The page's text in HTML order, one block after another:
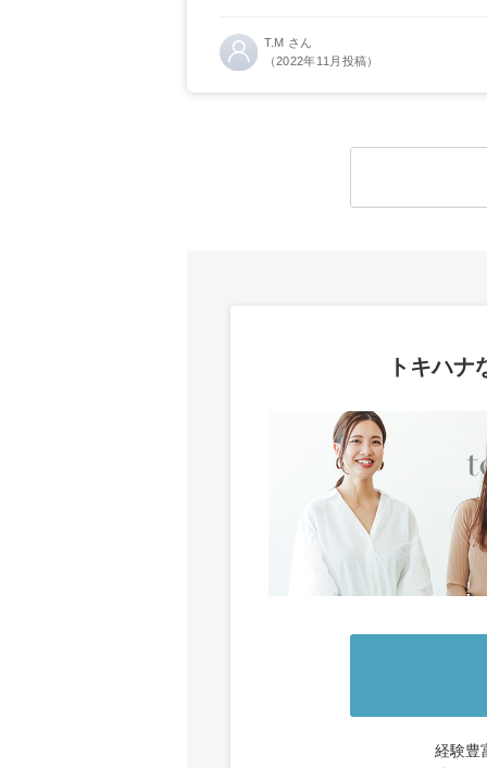
T.M さん
（2022年11月投稿）
トキハ
経験豊